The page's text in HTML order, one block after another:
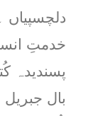
خدمتِ
پسندیدہ
بال